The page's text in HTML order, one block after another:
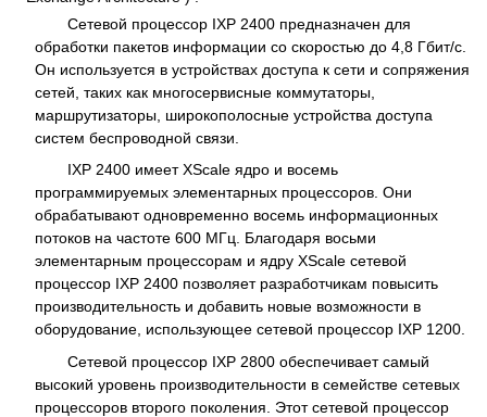
Сетевой процессор IXP 2400 предназначен для
обработки пакетов информации со скоростью до 4,8 Гбит/с.
Он используется в устройствах доступа к сети и сопряжения
сетей, таких как многосервисные коммутаторы,
маршрутизаторы, широкополосные устройства доступа
систем беспроводной связи.
IXP 2400 имеет XScale ядро и восемь
программируемых элементарных процессоров. Они
обрабатывают одновременно восемь информационных
потоков на частоте 600 МГц. Благодаря восьми
элементарным процессорам и ядру XScale сетевой
процессор IXP 2400 позволяет разработчикам повысить
производительность и добавить новые возможности в
оборудование, использующее сетевой процессор IXP 1200.
Сетевой процессор IXP 2800 обеспечивает самый
высокий уровень производительности в семействе сетевых
процессоров второго поколения. Этот сетевой процессор